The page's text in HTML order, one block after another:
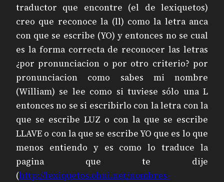
traductor que encontre (el de lexiquetos)
creo que reconoce la (ll) como la letra anca
con que se escribe (YO) y entonces no se cual
es la forma correcta de reconocer las letras
¿por pronunciacion o por otro criterio? por
pronunciacion como sabes mi nombre
(William) se lee como si tuviese sólo una L
entonces no se si escribirlo con la letra con la
que se escribe LUZ o con la que se escribe
LLAVE o con la que se escribe YO que es lo que
menos entiendo y es como lo traduce la
pagina que te dije
(http://lexiquetos.ohui.net/nombres-